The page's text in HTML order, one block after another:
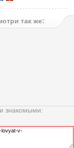
так же:
знакомыми: